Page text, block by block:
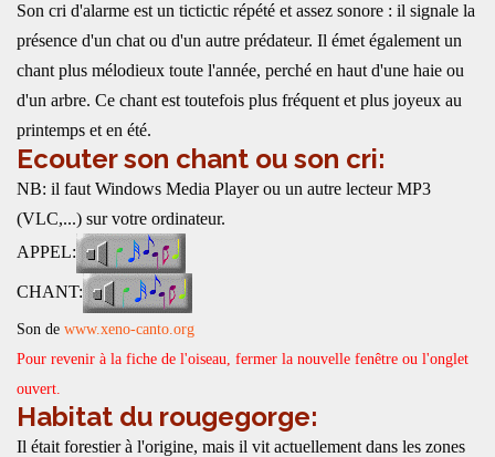
Son cri d'alarme est un tictictic répété et assez sonore : il signale la
présence d'un chat ou d'un autre prédateur. Il émet également un
chant plus mélodieux toute l'année, perché en haut d'une haie ou
d'un arbre. Ce chant est toutefois plus fréquent et plus joyeux au
printemps et en été.
Ecouter son chant ou son cri:
NB: il faut Windows Media Player ou un autre lecteur MP3
(VLC,...) sur votre ordinateur.
APPEL:
CHANT:
Son de www.xeno-canto.org
Pour revenir à la fiche de l'oiseau, fermer la nouvelle fenêtre ou l'onglet
ouvert.
Habitat du rougegorge:
Il était forestier à l'origine, mais il vit actuellement dans les zones